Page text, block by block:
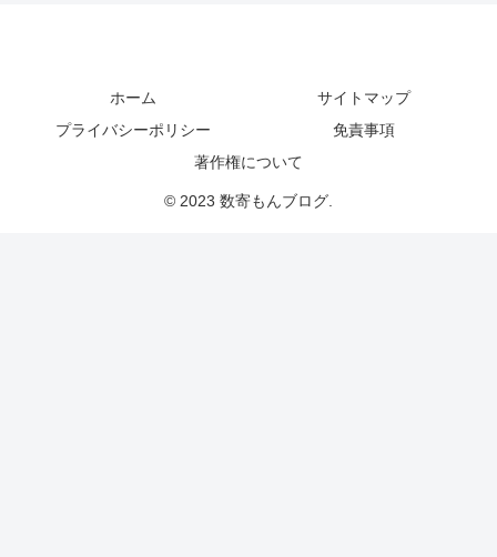
ホーム
サイトマップ
プライバシーポリシー
免責事項
著作権について
© 2023 数寄もんブログ.